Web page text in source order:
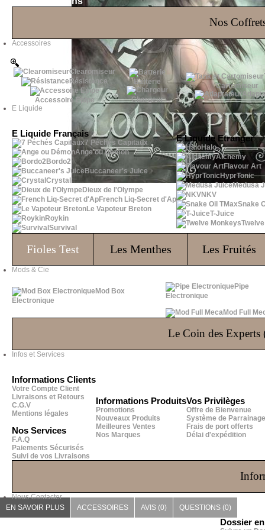
Nos
Accessoires
Clearomiseur
Résistance
Accessoire Epipe
Batterie
Chargeur
Cartomiseur
E Liquide
E Liquide Français
7 Péchés Capitaux
Ange ou Démon
Bordo2
Buccaneer's Juice
Crystal
Dieux de l'Olympe
French Liq-Secret d'Ap
Le Vapoteur Breton
Roykin
Survival
E Liquide Etranger
Halo
Alchemy
Flavour Art
HyprTonic
Medusa
NKV
Snake
T-Juice
Fioles Test Les Menthes Les Fruités
Mods & Cie
Mod Box
Electronique
Pipe
Electronique
Mod Full
Le Coin des Experts
Infos et Services
Informations Clients
Votre Compte Client
Livraisons et Retours
C.G.V
Mentions légales
Nos Services
F.A.Q
Paiements Sécurisés
Suivi de vos Livraisons
Informations Produits
Promotions
Nouveaux Produits
Meilleures Ventes
Nos Marques
Vos Privilèges
Offre de Bienvenue
Système de Parrainage
Frais de port offerts
Délai d'expédition
Nous Contacter
Dossier
EN SAVOIR PLUS ACCESSOIRES AVIS (0) QUESTIONS (0)